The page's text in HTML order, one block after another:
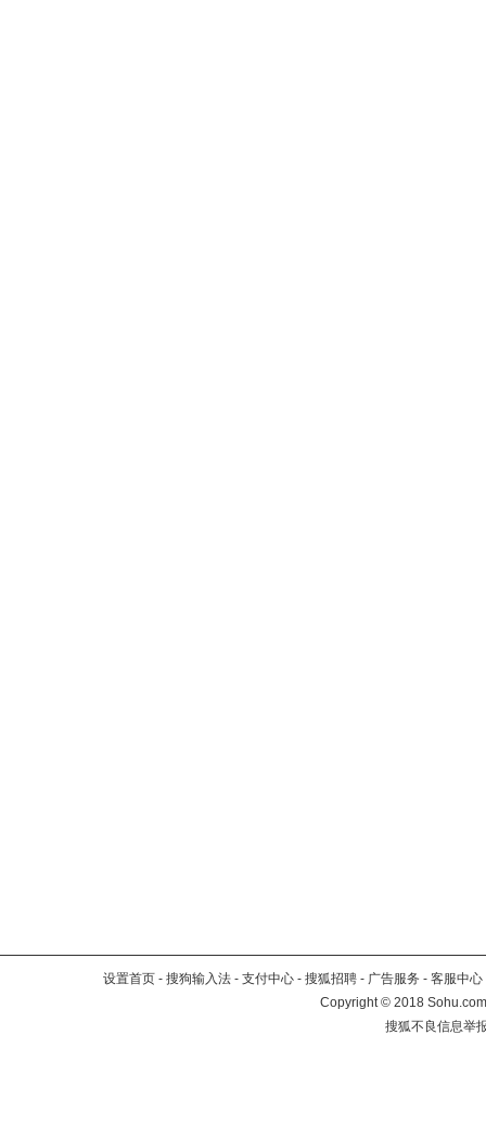
设置首页 - 搜狗输入法 - 支付中心 - 搜狐招聘 - 广告服务 - 客服中心
Copyright©2018
搜狐不良信息举